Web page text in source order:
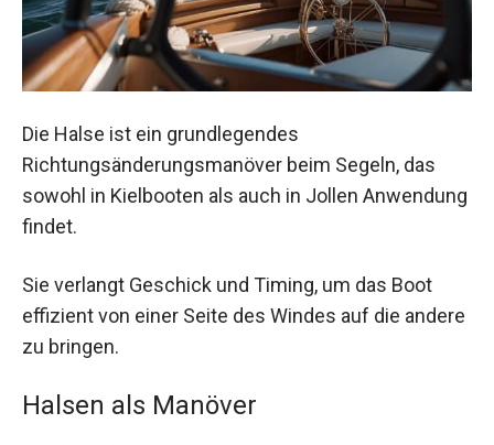
Die Halse ist ein grundlegendes
Richtungsänderungsmanöver beim Segeln, das
sowohl in Kielbooten als auch in Jollen Anwendung
findet.
Sie verlangt Geschick und Timing, um das Boot
effizient von einer Seite des Windes auf die andere
zu bringen.
Halsen als Manöver